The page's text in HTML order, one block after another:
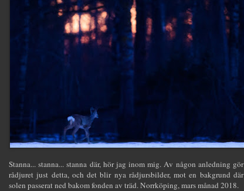
Stanna... stanna... stanna där, hör jag inom mig. Av någon anledning gör
rådjuret just detta, och det blir nya rådjursbilder, mot en bakgrund där
solen passerat ned bakom fonden av träd. Norrköping, mars månad 2018.